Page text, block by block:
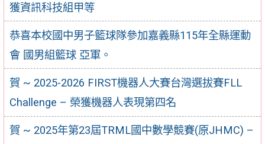
獲資訊科技組甲等
恭喜本校國中男子籃球隊參加嘉義縣115年全縣運動
會 國男組籃球 亞軍。
賀 ~ 2025-2026 FIRST機器⼈⼤賽台灣選拔賽FLL
Challenge – 榮獲機器人表現第四名
賀 ~ 2025年第23屆TRML國中數學競賽(原JHMC) –